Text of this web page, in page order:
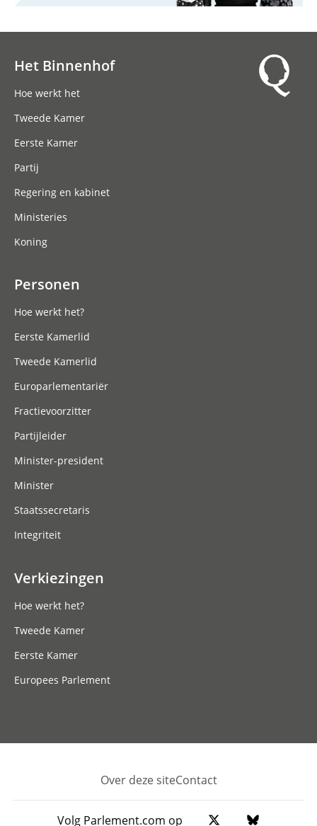
Het Binnenhof
Hoe werkt het
Tweede Kamer
Eerste Kamer
Partij
Regering en kabinet
Ministeries
Koning
Personen
Hoe werkt het?
Eerste Kamerlid
Tweede Kamerlid
Europarlementariër
Fractievoorzitter
Partijleider
Minister-president
Minister
Staatssecretaris
Integriteit
Verkiezingen
Hoe werkt het?
Tweede Kamer
Eerste Kamer
Europees Parlement
Footer
Over deze siteContact
Volg Parlement.com op